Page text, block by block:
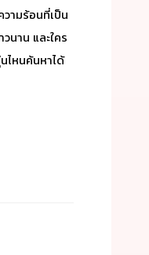
ามร้อนที่เป็น
นาน และใคร
ไหนค้นหาได้